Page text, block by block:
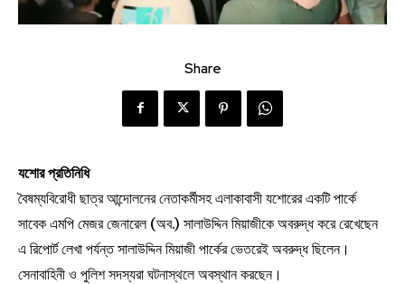
Share
যশোর প্রতিনিধি
বৈষম্যবিরোধী ছাত্র আন্দোলনের নেতাকর্মীসহ এলাকাবাসী যশোরের একটি পার্কে
সাবেক এমপি মেজর জেনারেল (অব.) সালাউদ্দিন মিয়াজীকে অবরুদ্ধ করে রেখেছেন
এ রিপোর্ট লেখা পর্যন্ত সালাউদ্দিন মিয়াজী পার্কের ভেতরেই অবরুদ্ধ ছিলেন।
সেনাবাহিনী ও পুলিশ সদস্যরা ঘটনাস্থলে অবস্থান করছেন।